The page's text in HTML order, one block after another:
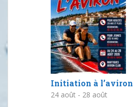
Initiation à l’aviron
24 août - 28 août